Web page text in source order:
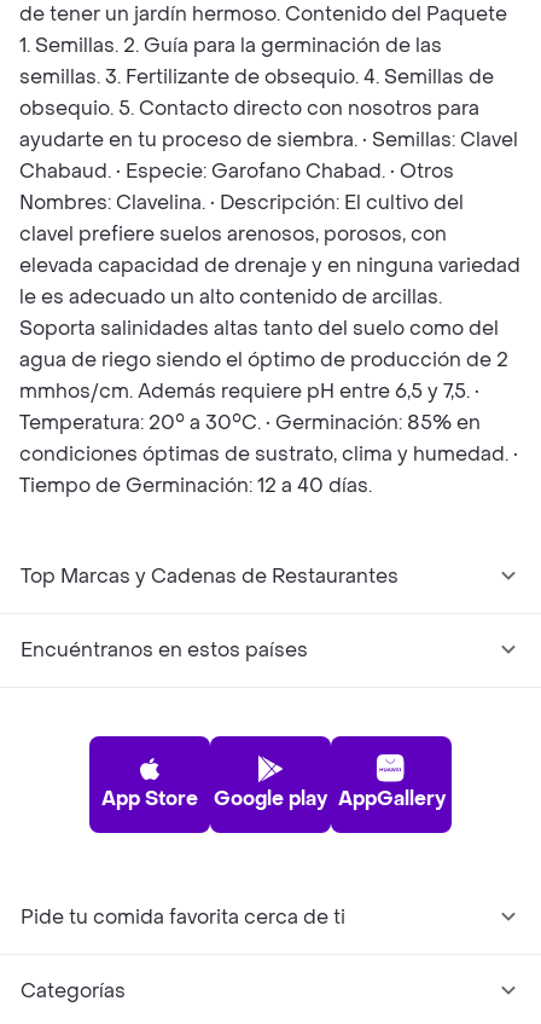
de tener un jardín hermoso. Contenido del Paquete
1. Semillas. 2. Guía para la germinación de las
semillas. 3. Fertilizante de obsequio. 4. Semillas de
obsequio. 5. Contacto directo con nosotros para
ayudarte en tu proceso de siembra. • Semillas: Clavel
Chabaud. • Especie: Garofano Chabad. • Otros
Nombres: Clavelina. • Descripción: El cultivo del
clavel prefiere suelos arenosos, porosos, con
elevada capacidad de drenaje y en ninguna variedad
le es adecuado un alto contenido de arcillas.
Soporta salinidades altas tanto del suelo como del
agua de riego siendo el óptimo de producción de 2
mmhos/cm. Además requiere pH entre 6,5 y 7,5. •
Temperatura: 20° a 30°C. • Germinación: 85% en
condiciones óptimas de sustrato, clima y humedad. •
Tiempo de Germinación: 12 a 40 días.
Top Marcas y Cadenas de Restaurantes
Encuéntranos en estos países
App Store Google play AppGallery
Pide tu comida favorita cerca de ti
Categorías